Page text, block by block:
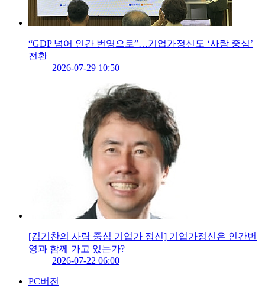
“GDP 넘어 인간 번영으로”…기업가정신도 ‘사람 중심’
전환
2026-07-29 10:50
[김기찬의 사람 중심 기업가 정신] 기업가정신은 인간번
영과 함께 가고 있는가?
2026-07-22 06:00
PC버전